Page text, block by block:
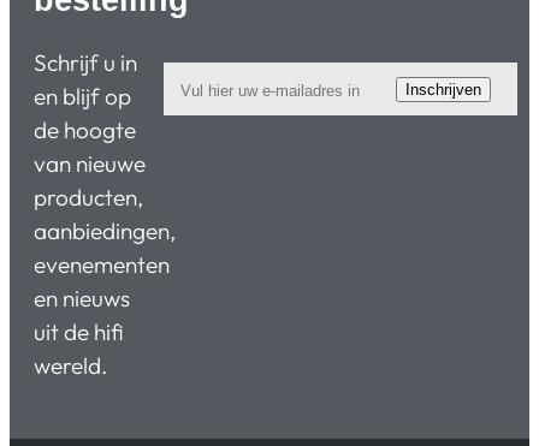
Schrijf u in
en blijf op
de hoogte
van nieuwe
producten,
aanbiedingen,
evenementen
en nieuws
uit de hifi
wereld.
Inschrijven